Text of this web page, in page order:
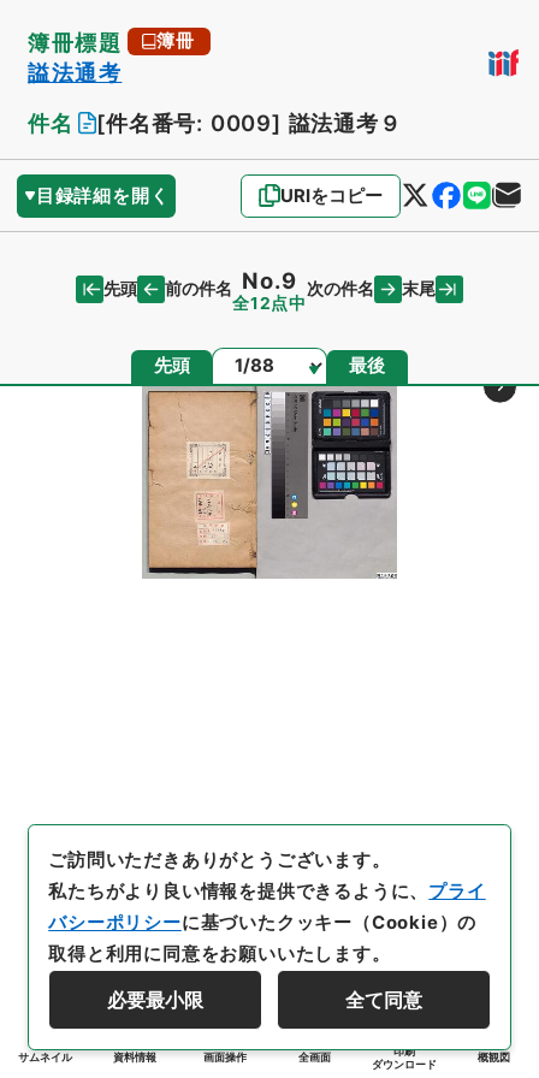
簿冊標題 簿冊
謚法通考
件名
[件名番号: 0009] 謚法通考９
目録詳細を開く URIをコピー
先頭 前の件名 No.9
全12点中
次の件名 末尾
先頭 ページ 最後
サムネイル 資料情報 画面操作 全画面
印刷
ダウンロード
概観図
ご訪問いただきありがとうございます。
私たちがより良い情報を提供できるように、 プライ
バシーポリシーに基づいたクッキー（Cookie）の
取得と利用に同意をお願いいたします。
必要最小限 全て同意